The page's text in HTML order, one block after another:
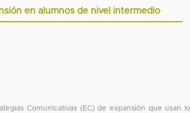
en alumnos de nivel intermedio
Comunicativas (EC) de expansión que usan